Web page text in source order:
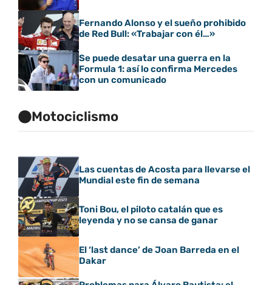
Fernando Alonso y el sueño prohibido
de Red Bull: «Trabajar con él…»
Se puede desatar una guerra en la
Formula 1: así lo confirma Mercedes
con un comunicado
Motociclismo
Las cuentas de Acosta para llevarse el
Mundial este fin de semana
Toni Bou, el piloto catalán que es
leyenda y no se cansa de ganar
El ‘last dance’ de Joan Barreda en el
Dakar